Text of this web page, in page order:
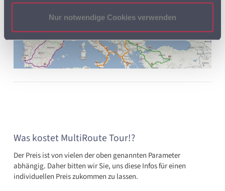
Nur notwendige Cookies verwenden
Was kostet MultiRoute Tour!?
Der Preis ist von vielen der oben genannten Parameter
abhängig. Daher bitten wir Sie, uns diese Infos für einen
individuellen Preis zukommen zu lassen.